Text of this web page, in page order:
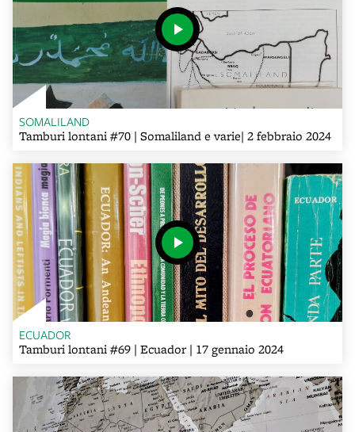
SOMALILAND
Tamburi lontani #70 | Somaliland e varie| 2 febbraio 2024
ECUADOR
Tamburi lontani #69 | Ecuador | 17 gennaio 2024